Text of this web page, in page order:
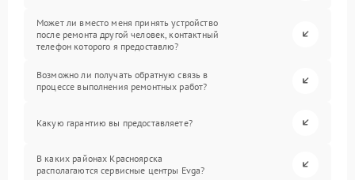
Может ли вместо меня принять устройство
после ремонта другой человек, контактный
телефон которого я предоставлю?
Возможно ли получать обратную связь в
процессе выполнения ремонтных работ?
Какую гарантию вы предоставляете?
В каких районах Красноярска
располагаются сервисные центры Evga?